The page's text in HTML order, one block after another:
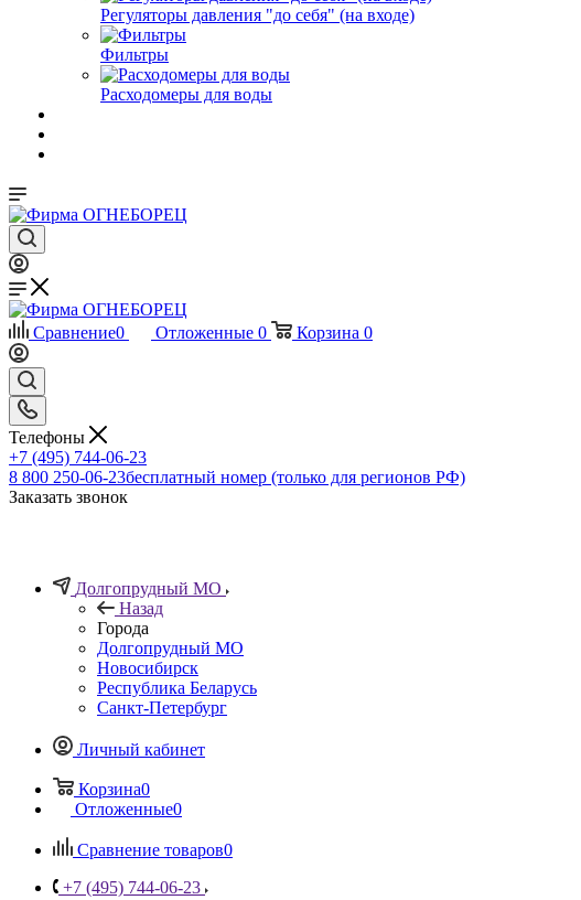
Регуляторы давления "до себя" (на входе)
Фильтры
Расходомеры для воды
Сравнение0 Отложенные 0 Корзина 0
Телефоны
+7 (495) 744-06-23
8 800 250-06-23бесплатный номер (только для регионов РФ)
Заказать звонок
Долгопрудный МО
Назад
Города
Долгопрудный МО
Новосибирск
Республика Беларусь
Санкт-Петербург
Личный кабинет
Корзина0
Отложенные0
Сравнение товаров0
+7 (495) 744-06-23